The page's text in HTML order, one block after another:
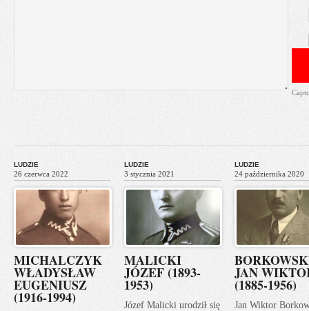
LUDZIE
26 czerwca 2022
MICHALCZYK
WŁADYSŁAW
EUGENIUSZ
(1916-1994)
LUDZIE
3 stycznia 2021
MALICKI
JÓZEF (1893-
1953)
Józef Malicki urodził się
LUDZIE
24 października 2020
JAN
(1885-1956)
Jan Wiktor